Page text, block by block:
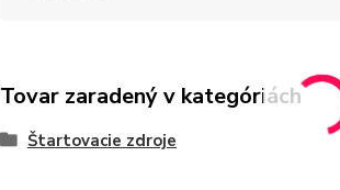
Tovar zaradený v kategóriách
Štartovacie zdroje